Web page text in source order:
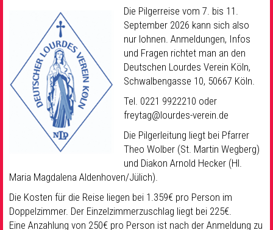
Die Pilgerreise vom 7. bis 11.
September 2026 kann sich also
nur lohnen. Anmeldungen, Infos
und Fragen richtet man an den
Deutschen Lourdes Verein Köln,
Schwalbengasse 10, 50667 Köln.
Tel. 0221 9922210 oder
freytag@lourdes-verein.de
Die Pilgerleitung liegt bei Pfarrer
Theo Wolber (St. Martin Wegberg)
und Diakon Arnold Hecker (Hl.
Maria Magdalena Aldenhoven/Jülich).
Die Kosten für die Reise liegen bei 1.359€ pro Person im
Doppelzimmer. Der Einzelzimmerzuschlag liegt bei 225€.
Eine Anzahlung von 250€ pro Person ist nach der Anmeldung zu